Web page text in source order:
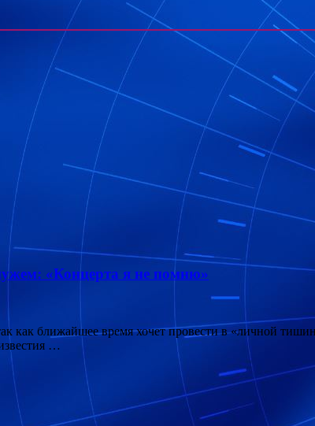
«Концерта я не помню»
как ближайшее время хочет провести в «личной
…